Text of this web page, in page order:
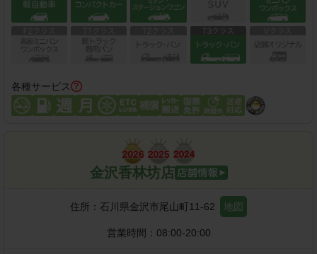
各種サービス
金沢香林坊店
住所： 石川県金沢市尾山町11-62 地図
営業時間： 08:00-20:00